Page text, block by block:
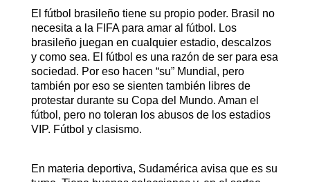
El fútbol brasileño tiene su propio poder. Brasil no
necesita a la FIFA para amar al fútbol. Los
brasileño juegan en cualquier estadio, descalzos
y como sea. El fútbol es una razón de ser para esa
sociedad. Por eso hacen “su” Mundial, pero
también por eso se sienten también libres de
protestar durante su Copa del Mundo. Aman el
fútbol, pero no toleran los abusos de los estadios
VIP. Fútbol y clasismo.
En materia deportiva, Sudamérica avisa que es su